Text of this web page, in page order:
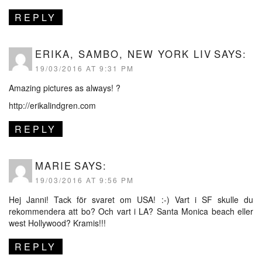
REPLY
ERIKA, SAMBO, NEW YORK LIV SAYS:
19/03/2016 AT 9:31 PM
Amazing pictures as always! ?
http://erikalindgren.com
REPLY
MARIE SAYS:
19/03/2016 AT 9:56 PM
Hej Janni! Tack för svaret om USA! :-) Vart i SF skulle du
rekommendera att bo? Och vart i LA? Santa Monica beach eller
west Hollywood? Kramis!!!
REPLY